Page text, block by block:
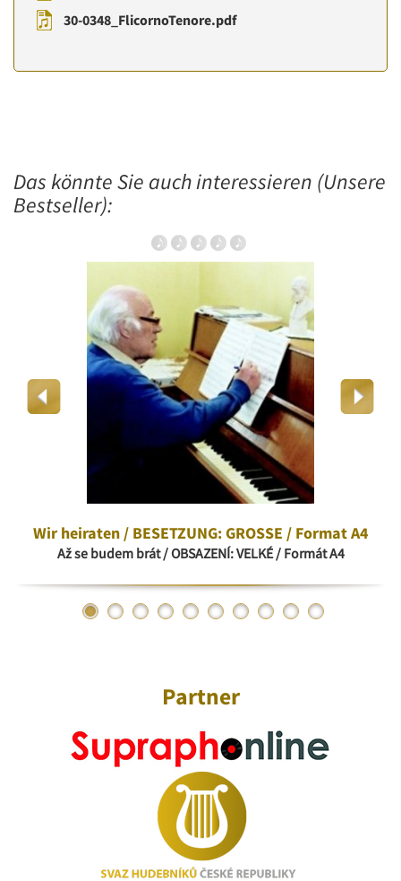
30-0348_FlicornoTenore.pdf
Das könnte Sie auch interessieren (Unsere
Bestseller):
Wir heiraten / BESETZUNG: GROSSE / Format A4
Až se budem brát / OBSAZENÍ: VELKÉ / Formát A4
Partner